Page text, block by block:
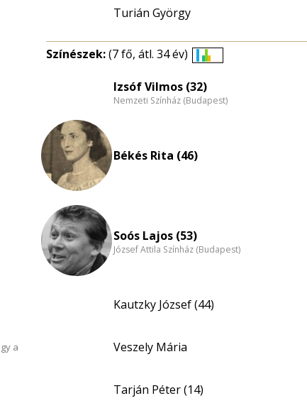
a
Turián György
Színészek:(7 fő, átl. 34 év)
eloszlás
nagyítása
Izsóf Vilmos (32)
Nemzeti Színház (Budapest)
Békés Rita (46)
Soós Lajos (53)
József Attila Színház (Budapest)
Kautzky József (44)
Veszely Mária
Tarján Péter (14)